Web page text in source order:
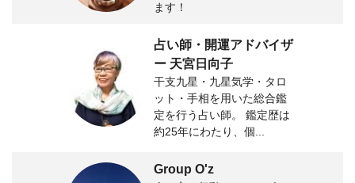
ます！
占い師・開運アドバイザ
ー 天宮日向子
干支九星・九星気学・タロ
ット・手相を用いた総合鑑
定を行う占い師。 鑑定歴は
約25年にわたり、個...
Group O'z